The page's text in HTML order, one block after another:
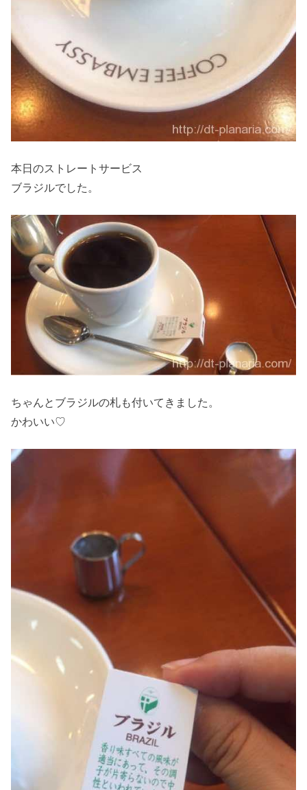
本日のストレートサービス
ブラジルでした。
ちゃんとブラジルの札も付いてきました。
かわいい♡